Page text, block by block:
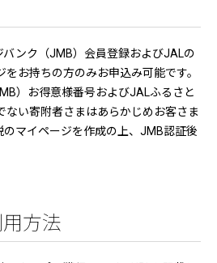
ンク（JMB）会員登録およびJALの
お持ちの方のみお申込み可能です。
）お得意様番号およびJALふるさと
ない寄附者さまはあらかじめお客さま
マイページを作成の上、JMB認証後
方法